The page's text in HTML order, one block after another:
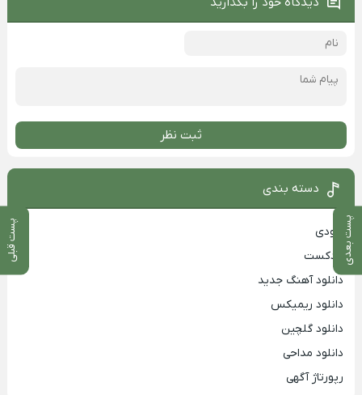
پست بعدی پست قبلی
ثبت نظر
دسته بندی
بزودی
پادکست
دانلود آهنگ جدید
دانلود ریمیکس
دانلود گلچین
دانلود مداحی
رپورتاژ آگهی